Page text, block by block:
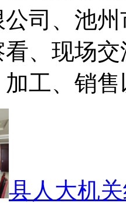
司、池
、现场
加工、销
县人大机